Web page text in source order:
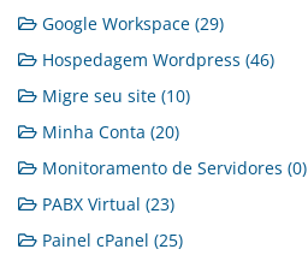
Google Workspace (29)
Hospedagem Wordpress (46)
Migre seu site (10)
Minha Conta (20)
Monitoramento de Servidores (0)
PABX Virtual (23)
Painel cPanel (25)